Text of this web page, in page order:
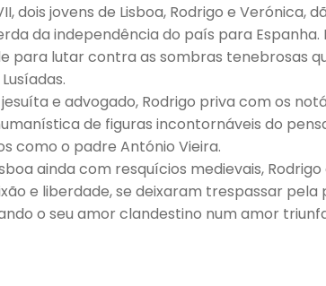
dois jovens de Lisboa, Rodrigo e
da independência do país para
para lutar contra as sombras tenebrosas
e advogado, Rodrigo priva com os
de figuras incontornáveis do
como o padre António Vieira.
ainda com resquícios medievais,
e liberdade, se deixaram trespassar
o seu amor clandestino num amor